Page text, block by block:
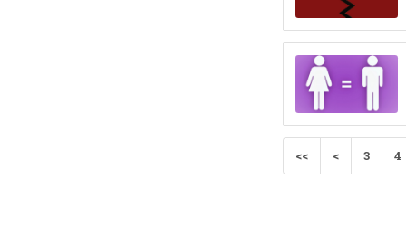
<< < 3 4